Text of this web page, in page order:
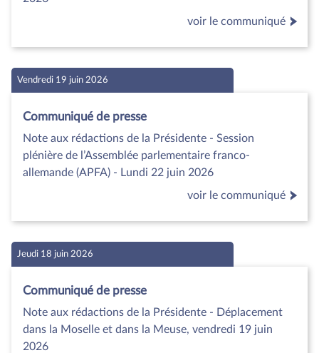
voir le communiqué
Vendredi 19 juin 2026
Communiqué de presse
Note aux rédactions de la Présidente - Session
plénière de l’Assemblée parlementaire franco-
allemande (APFA) - Lundi 22 juin 2026
voir le communiqué
Jeudi 18 juin 2026
Communiqué de presse
Note aux rédactions de la Présidente - Déplacement
dans la Moselle et dans la Meuse, vendredi 19 juin
2026